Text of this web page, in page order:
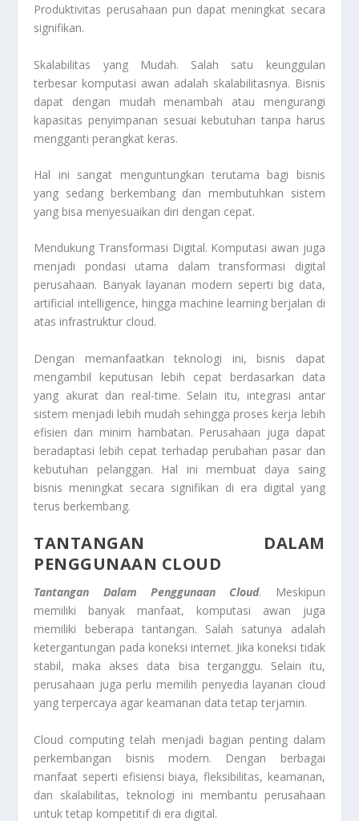
Produktivitas perusahaan pun dapat meningkat secara
signifikan.
Skalabilitas yang Mudah. Salah satu keunggulan
terbesar komputasi awan adalah skalabilitasnya. Bisnis
dapat dengan mudah menambah atau mengurangi
kapasitas penyimpanan sesuai kebutuhan tanpa harus
mengganti perangkat keras.
Hal ini sangat menguntungkan terutama bagi bisnis
yang sedang berkembang dan membutuhkan sistem
yang bisa menyesuaikan diri dengan cepat.
Mendukung Transformasi Digital. Komputasi awan juga
menjadi pondasi utama dalam transformasi digital
perusahaan. Banyak layanan modern seperti big data,
artificial intelligence, hingga machine learning berjalan di
atas infrastruktur cloud.
Dengan memanfaatkan teknologi ini, bisnis dapat
mengambil keputusan lebih cepat berdasarkan data
yang akurat dan real-time. Selain itu, integrasi antar
sistem menjadi lebih mudah sehingga proses kerja lebih
efisien dan minim hambatan. Perusahaan juga dapat
beradaptasi lebih cepat terhadap perubahan pasar dan
kebutuhan pelanggan. Hal ini membuat daya saing
bisnis meningkat secara signifikan di era digital yang
terus berkembang.
TANTANGAN DALAM
PENGGUNAAN CLOUD
Tantangan Dalam Penggunaan Cloud. Meskipun
memiliki banyak manfaat, komputasi awan juga
memiliki beberapa tantangan. Salah satunya adalah
ketergantungan pada koneksi internet. Jika koneksi tidak
stabil, maka akses data bisa terganggu. Selain itu,
perusahaan juga perlu memilih penyedia layanan cloud
yang terpercaya agar keamanan data tetap terjamin.
Cloud computing telah menjadi bagian penting dalam
perkembangan bisnis modern. Dengan berbagai
manfaat seperti efisiensi biaya, fleksibilitas, keamanan,
dan skalabilitas, teknologi ini membantu perusahaan
untuk tetap kompetitif di era digital.